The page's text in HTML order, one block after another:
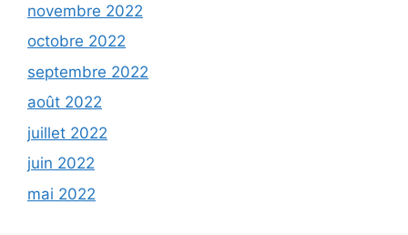
novembre 2022
octobre 2022
septembre 2022
août 2022
juillet 2022
juin 2022
mai 2022